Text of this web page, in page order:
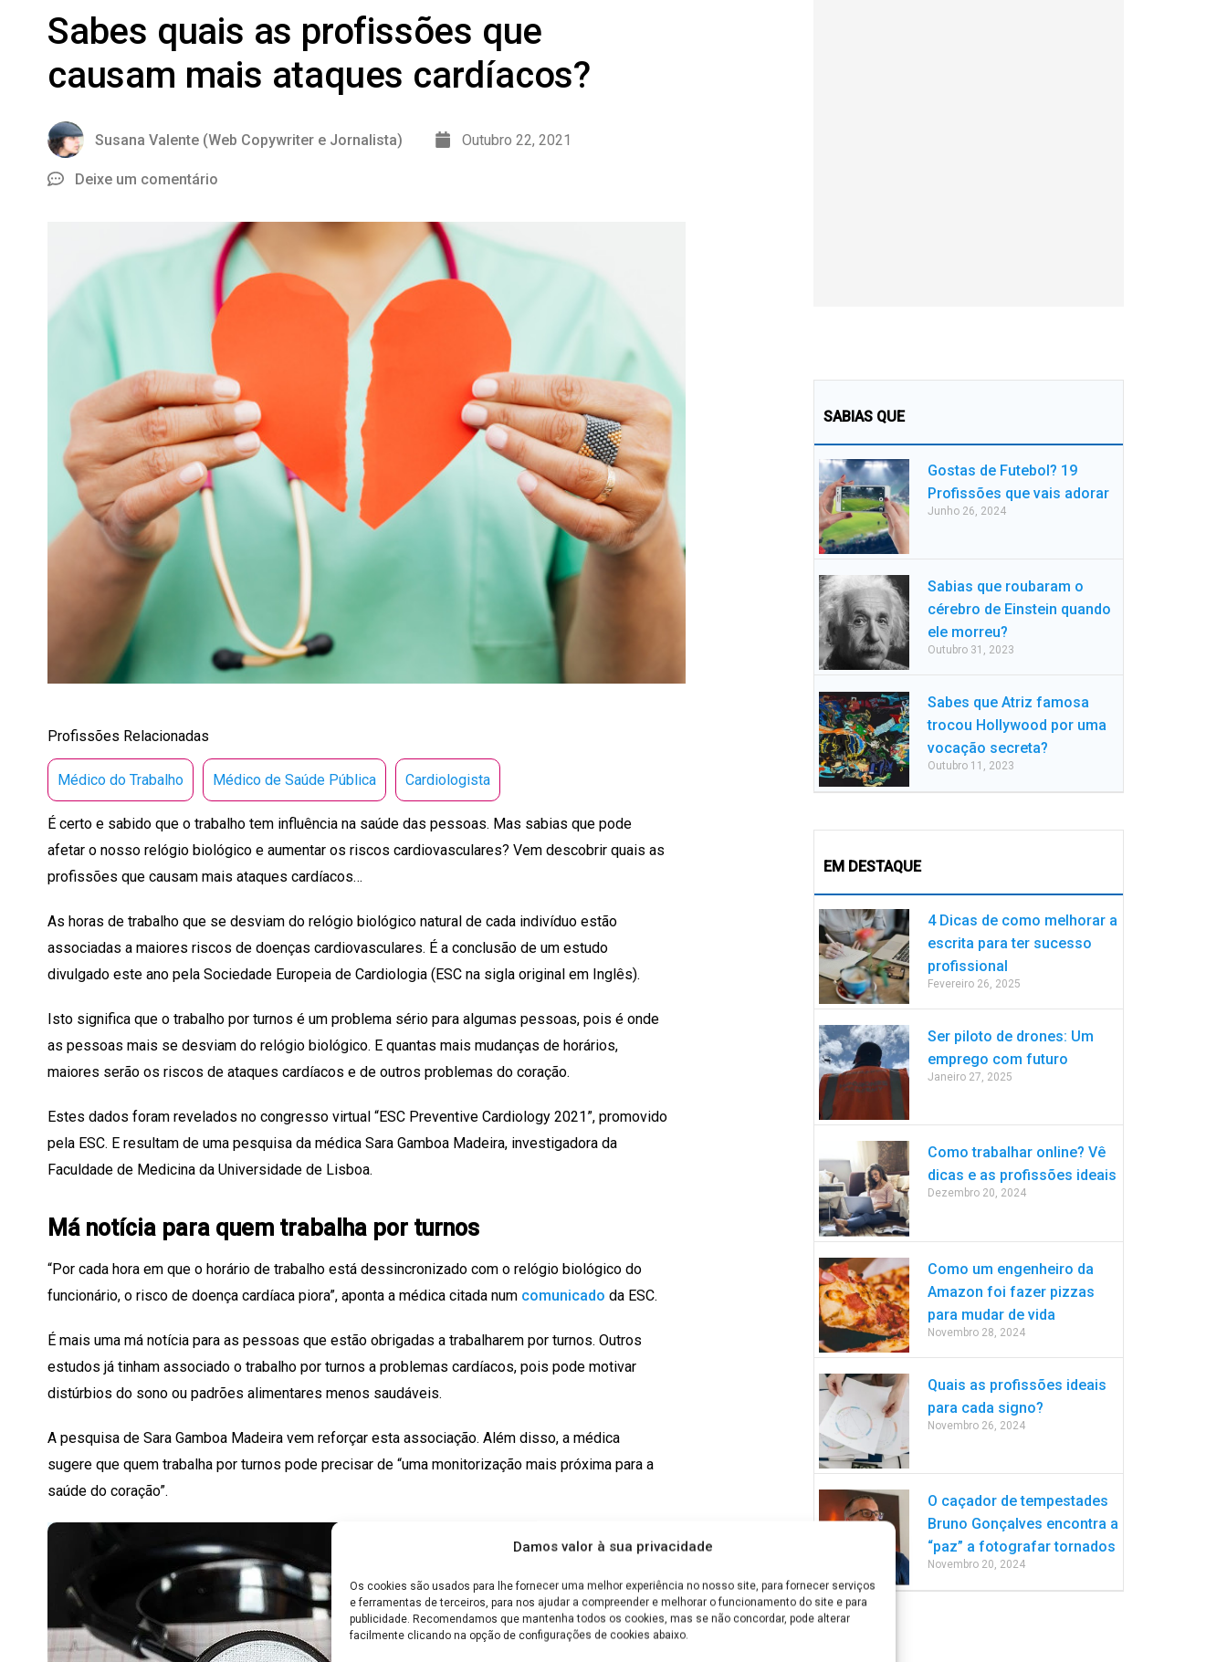
Damos valor à sua privacidade
Os cookies são usados para lhe fornecer uma melhor experiência no nosso site, para fornecer serviços
e ferramentas de terceiros, para nos ajudar a compreender e melhorar o funcionamento do site e para
publicidade. Recomendamos que mantenha todos os cookies, mas se não concordar, pode alterar
facilmente clicando na opção de configurações de cookies abaixo.
Sabes quais as profissões que
causam mais ataques cardíacos?
Susana Valente (Web Copywriter e Jornalista) Outubro 22, 2021
Deixe um comentário
Profissões Relacionadas
Médico do Trabalho Médico de Saúde Pública Cardiologista
É certo e sabido que o trabalho tem influência na saúde das pessoas. Mas sabias que pode
afetar o nosso relógio biológico e aumentar os riscos cardiovasculares? Vem descobrir quais as
profissões que causam mais ataques cardíacos…
As horas de trabalho que se desviam do relógio biológico natural de cada indivíduo estão
associadas a maiores riscos de doenças cardiovasculares. É a conclusão de um estudo
divulgado este ano pela Sociedade Europeia de Cardiologia (ESC na sigla original em Inglês).
Isto significa que o trabalho por turnos é um problema sério para algumas pessoas, pois é onde
as pessoas mais se desviam do relógio biológico. E quantas mais mudanças de horários,
maiores serão os riscos de ataques cardíacos e de outros problemas do coração.
Estes dados foram revelados no congresso virtual “ESC Preventive Cardiology 2021”, promovido
pela ESC. E resultam de uma pesquisa da médica Sara Gamboa Madeira, investigadora da
Faculdade de Medicina da Universidade de Lisboa.
Má notícia para quem trabalha por turnos
“Por cada hora em que o horário de trabalho está dessincronizado com o relógio biológico do
funcionário, o risco de doença cardíaca piora”, aponta a médica citada num comunicado da ESC.
É mais uma má notícia para as pessoas que estão obrigadas a trabalharem por turnos. Outros
estudos já tinham associado o trabalho por turnos a problemas cardíacos, pois pode motivar
distúrbios do sono ou padrões alimentares menos saudáveis.
A pesquisa de Sara Gamboa Madeira vem reforçar esta associação. Além disso, a médica
sugere que quem trabalha por turnos pode precisar de “uma monitorização mais próxima para a
saúde do coração”.
SABIAS QUE
Gostas de Futebol? 19
Profissões que vais adorar
Junho 26, 2024
Sabias que roubaram o
cérebro de Einstein quando
ele morreu?
Outubro 31, 2023
Sabes que Atriz famosa
trocou Hollywood por uma
vocação secreta?
Outubro 11, 2023
EM DESTAQUE
4 Dicas de como melhorar a
escrita para ter sucesso
profissional
Fevereiro 26, 2025
Ser piloto de drones: Um
emprego com futuro
Janeiro 27, 2025
Como trabalhar online? Vê
dicas e as profissões ideais
Dezembro 20, 2024
Como um engenheiro da
Amazon foi fazer pizzas
para mudar de vida
Novembro 28, 2024
Quais as profissões ideais
para cada signo?
Novembro 26, 2024
O caçador de tempestades
Bruno Gonçalves encontra a
“paz” a fotografar tornados
Novembro 20, 2024